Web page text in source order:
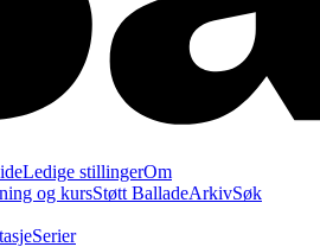
Ledige stillingerOm
og kursStøtt BalladeArkivSøk
Serier